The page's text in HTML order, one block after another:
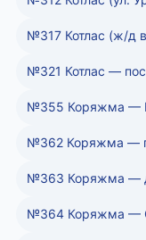
№317 Котлас (ж/д
№321 Котлас —
№355 Коряжма —
№362 Коряжма —
№363 Коряжма —
№364 Коряжма —